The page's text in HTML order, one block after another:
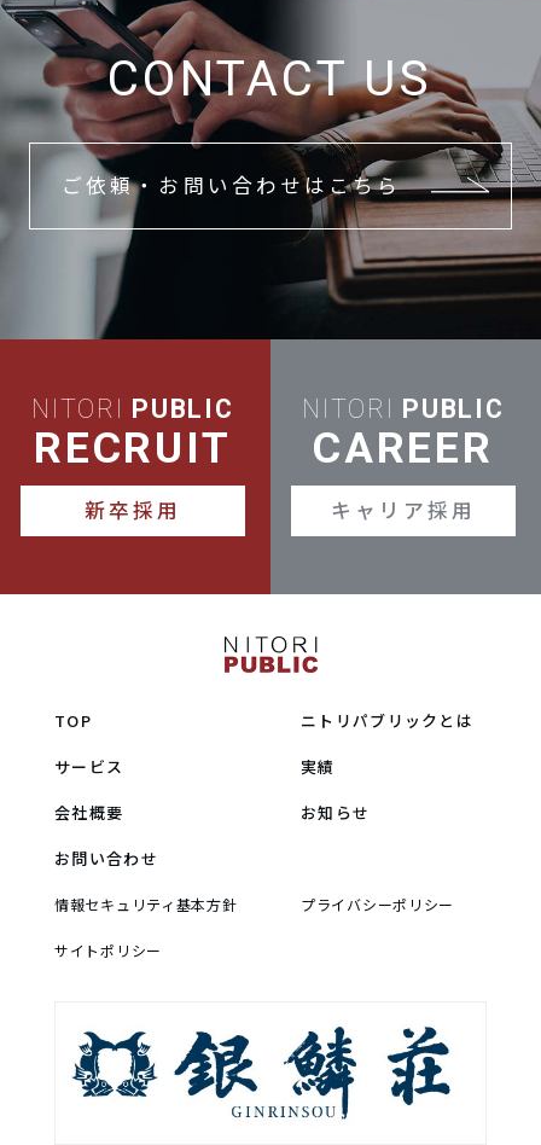
CONTACT US
ご依頼・お問い合わせはこちら
NITORI PUBLIC
RECRUIT
新卒採用
NITORI PUBLIC
CAREER
キャリア採用
TOP
ニトリパブリックとは
サービス
実績
会社概要
お知らせ
お問い合わせ
情報セキュリティ基本方針 プライバシーポリシー
サイトポリシー